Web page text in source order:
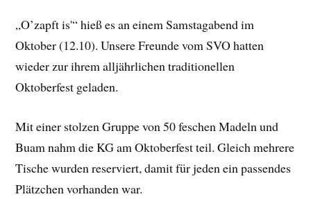
„O’zapft is'“ hieß es an einem Samstagabend im
Oktober (12.10). Unsere Freunde vom SVO hatten
wieder zur ihrem alljährlichen traditionellen
Oktoberfest geladen.
Mit einer stolzen Gruppe von 50 feschen Madeln und
Buam nahm die KG am Oktoberfest teil. Gleich mehrere
Tische wurden reserviert, damit für jeden ein passendes
Plätzchen vorhanden war.